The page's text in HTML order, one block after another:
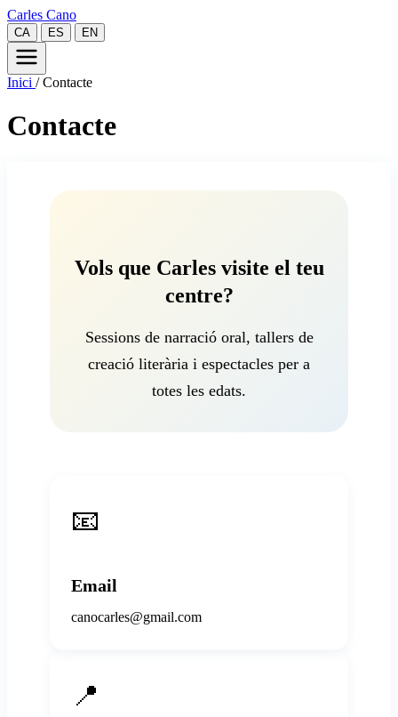
Carles Cano
CA ES EN
Inici / Contacte
Contacte
Vols que Carles visite el teu
centre?
Sessions de narració oral, tallers de
creació literària i espectacles per a
totes les edats.
📧
Email
canocarles@gmail.com
📍